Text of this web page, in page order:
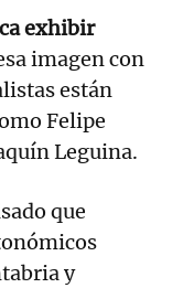
exhibir
imagen con
están
Felipe
Leguina.
que
y